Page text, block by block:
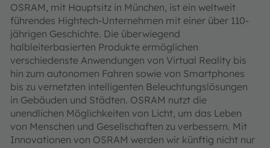
OSRAM, mit Hauptsitz in München, ist ein weltweit
führendes Hightech-Unternehmen mit einer über 110-
jährigen Geschichte. Die überwiegend
halbleiterbasierten Produkte ermöglichen
verschiedenste Anwendungen von Virtual Reality bis
hin zum autonomen Fahren sowie von Smartphones
bis zu vernetzten intelligenten Beleuchtungslösungen
in Gebäuden und Städten. OSRAM nutzt die
unendlichen Möglichkeiten von Licht, um das Leben
von Menschen und Gesellschaften zu verbessern. Mit
Innovationen von OSRAM werden wir künftig nicht nur